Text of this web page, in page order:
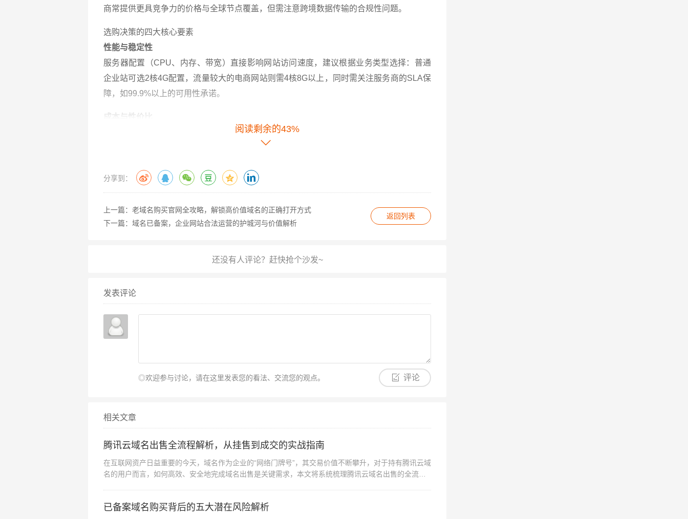
商常提供更具竞争力的价格与全球节点覆盖，但需注意跨境数据传输的合规性问题。
选购决策的四大核心要素
性能与稳定性
服务器配置（CPU、内存、带宽）直接影响网站访问速度，建议根据业务类型选择：普通
企业站可选2核4G配置，流量较大的电商网站则需4核8G以上，同时需关注服务商的SLA保
障，如99.9%以上的可用性承诺。
需综合考量购买成本与长期运维费用，部分服务商推出首年优惠，但需警惕续费价格跳涨，
建议使用价格计算器进行多方案对比，并关注是否有隐藏费用（如数据迁移费、额外带宽
技术支持与售后服务
服务器安全防护能力不容忽视，需确认是否提供DDoS防护、SSL证书集成、定期安全扫描
避坑指南与实战建议
过低的价格往往意味着性能妥协或隐性收费，建议选择有明确服务标准、用户评价透明的正
规平台。
重视域名解析管理
购买服务器后需及时配置DNS解析，确保域名正确指向服务器IP，建议启用服务商提供的D
定期备份与容灾
自动备份并定期测试恢复流程。
关注本地化服务
对于面向中国市场的业务，选择国内服务商可获得更低的网络延迟与更便捷的备案支持，如
阿里云、腾讯云均提供一站式备案服务，大幅简化合规流程。
阅读剩余的43%
分享到：
返回列表
上一篇： 老域名购买官网全攻略，解锁高价值域名的正确打开方式
下一篇： 域名已备案，企业网站合法运营的护城河与价值解析
发表评论
评论
◎欢迎参与讨论，请在这里发表您的看法、交流您的观点。
相关文章
腾讯云域名出售全流程解析，从挂售到成交的实战指南
在互联网资产日益重要的今天，域名作为企业的“网络门牌号”，其交易价值不断攀升，对于持有腾讯云域
名的用户而言，如何高效、安全地完成域名出售是关键需求，本文将系统梳理腾讯云域名出售的全流
已备案域名购买背后的五大潜在风险解析